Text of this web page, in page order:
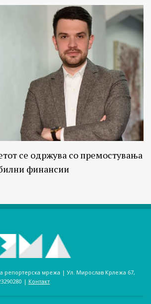
се одржува со премостувања
финансии
репортерска мрежа | Ул. Мирослав Крлежа 67,
| Контакт